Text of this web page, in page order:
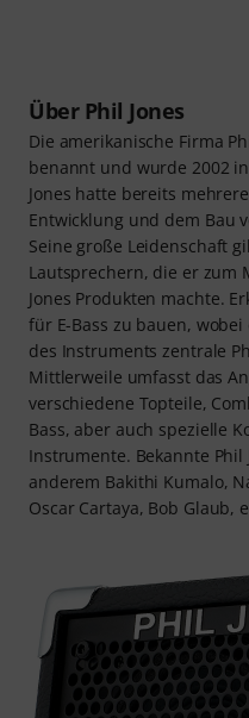
Über Phil Jones
Die amerikanische Firma
benannt und wurde 2002
Jones hatte bereits
Entwicklung und dem Bau
Seine große Leidenschaft
Lautsprechern, die er zum
Jones Produkten machte.
für E-Bass zu bauen,
des Instruments zentrale
Mittlerweile umfasst das
verschiedene Topteile,
Bass, aber auch spezielle
Instrumente. Bekannte
anderem Bakithi Kumalo,
Oscar Cartaya, Bob Glaub,